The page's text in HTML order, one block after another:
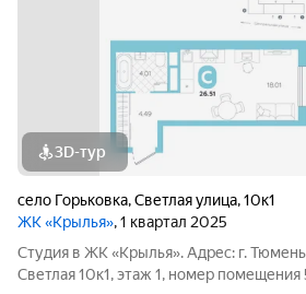
3D-тур
село Горьковка,Светлая улица,10к1
ЖК «Крылья», 1 квартал 2025
Студия в ЖК «Крылья». Адрес: г.
Светлая 10к1, этаж 1, номер